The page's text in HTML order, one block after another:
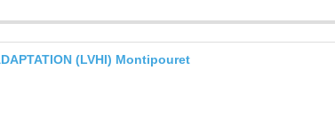
(LVHI) Montipouret